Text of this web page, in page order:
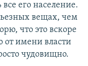
его население.
вещах, чем
что это вскоре
от имени власти
чудовищно.